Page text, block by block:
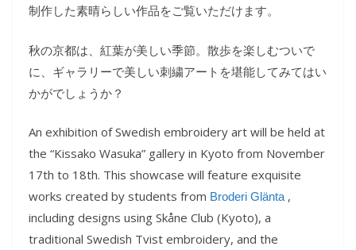
制作した素晴らしい作品をご覧いただけます。
秋の京都は、紅葉が美しい季節。散歩を楽しむついで
に、ギャラリーで美しい刺繍アートを堪能してみてはい
かがでしょうか？
An exhibition of Swedish embroidery art will be held at
the “Kissako Wasuka” gallery in Kyoto from November
17th to 18th. This showcase will feature exquisite
works created by students from Broderi Glänta,
including designs using Skåne Club (Kyoto), a
traditional Swedish Tvist embroidery, and the